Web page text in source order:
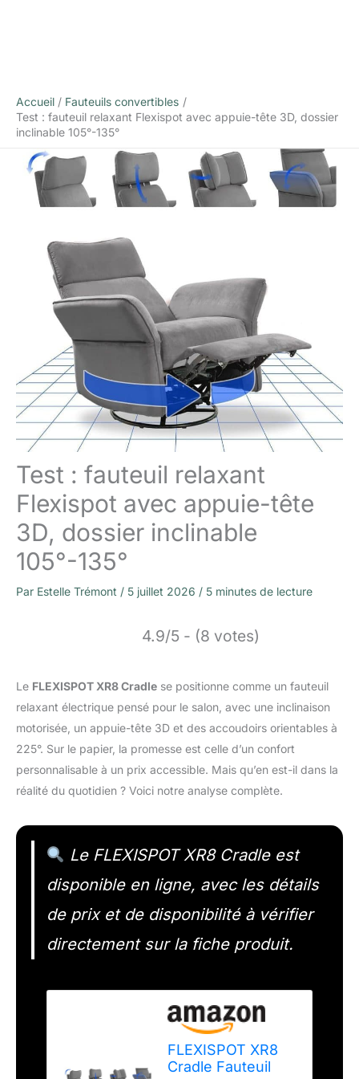
Accueil
Fauteuils convertibles
Test : fauteuil relaxant Flexispot avec appuie-tête 3D, dossier
inclinable 105°-135°
Test : fauteuil relaxant
Flexispot avec appuie-tête
3D, dossier inclinable
105°-135°
Par Estelle Trémont / 5 juillet 2026 / 5 minutes de lecture
4.9/5 - (8 votes)
Le FLEXISPOT XR8 Cradle se positionne comme un fauteuil
relaxant électrique pensé pour le salon, avec une inclinaison
motorisée, un appuie-tête 3D et des accoudoirs orientables à
225°. Sur le papier, la promesse est celle d’un confort
personnalisable à un prix accessible. Mais qu’en est-il dans la
réalité du quotidien ? Voici notre analyse complète.
Le FLEXISPOT XR8 Cradle est
disponible en ligne, avec les détails
de prix et de disponibilité à vérifier
directement sur la fiche produit.
FLEXISPOT XR8
Cradle Fauteuil